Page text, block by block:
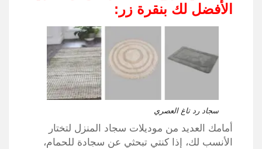
الأفضل لك بنقرة زر:
سجاد رد تاغ العصري
أمامك العديد من موديلات سجاد المنزل لتختار
الأنسب لك، إذا كنتي تبحثي عن سجادة للحمام،